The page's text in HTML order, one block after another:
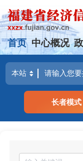
首页 中心概况
长者模式